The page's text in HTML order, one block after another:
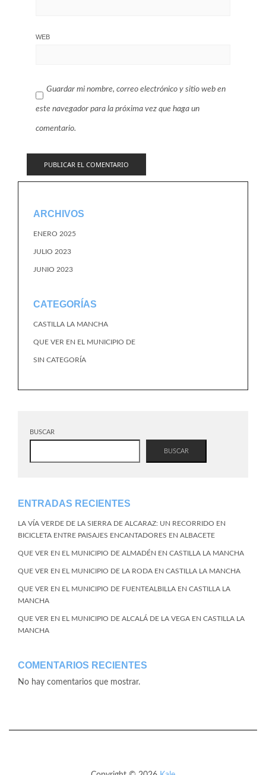
WEB
Guardar mi nombre, correo electrónico y sitio web en
este navegador para la próxima vez que haga un
comentario.
ARCHIVOS
ENERO 2025
JULIO 2023
JUNIO 2023
CATEGORÍAS
CASTILLA LA MANCHA
QUE VER EN EL MUNICIPIO DE
SIN CATEGORÍA
BUSCAR
BUSCAR
ENTRADAS RECIENTES
LA VÍA VERDE DE LA SIERRA DE ALCARAZ: UN RECORRIDO EN
BICICLETA ENTRE PAISAJES ENCANTADORES EN ALBACETE
QUE VER EN EL MUNICIPIO DE ALMADÉN EN CASTILLA LA MANCHA
QUE VER EN EL MUNICIPIO DE LA RODA EN CASTILLA LA MANCHA
QUE VER EN EL MUNICIPIO DE FUENTEALBILLA EN CASTILLA LA
MANCHA
QUE VER EN EL MUNICIPIO DE ALCALÁ DE LA VEGA EN CASTILLA LA
MANCHA
COMENTARIOS RECIENTES
No hay comentarios que mostrar.